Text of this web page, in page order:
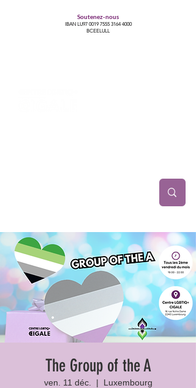
Soutenez-nous
IBAN LU97 0019 7555 3164 4000
BCEELULL
The Group of the A
ven. 11 déc.
  |
Luxembourg